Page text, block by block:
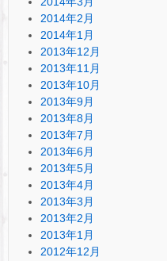
2014年2月
2014年1月
2013年12月
2013年11月
2013年10月
2013年9月
2013年8月
2013年7月
2013年6月
2013年5月
2013年4月
2013年3月
2013年2月
2013年1月
2012年12月